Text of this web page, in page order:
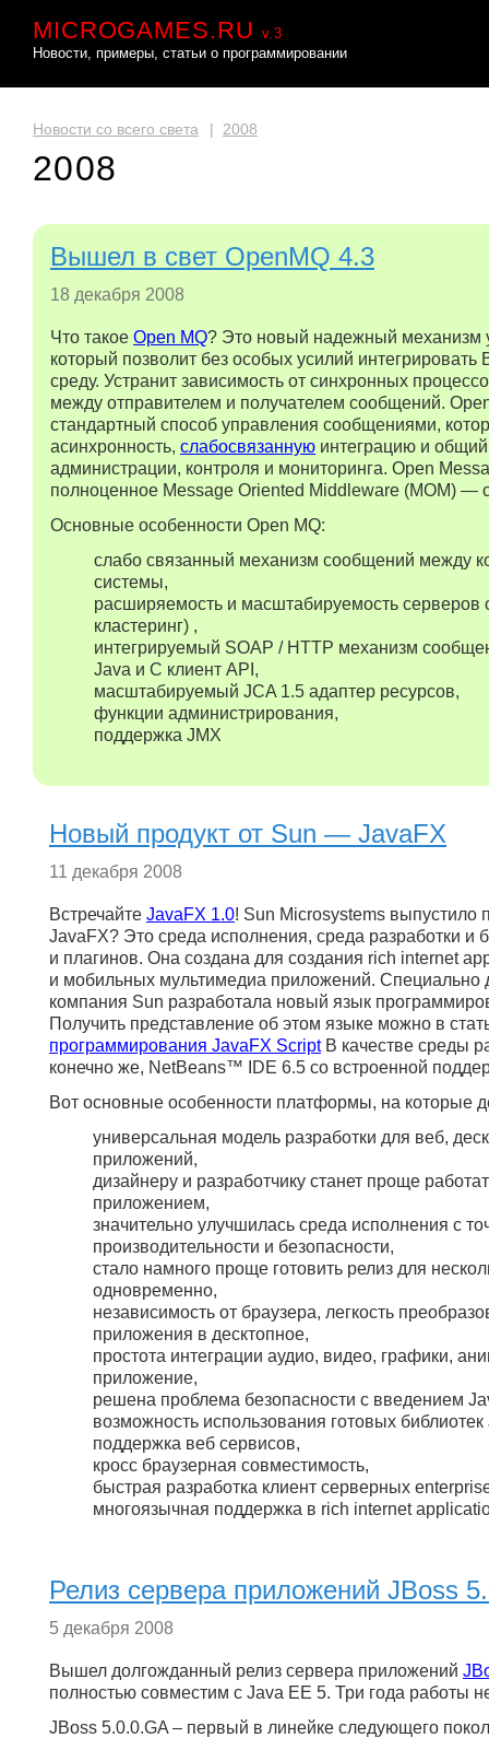
MICROGAMES.RU v.3
Новости, примеры, статьи о программировании
Новости со всего света | 2008
2008
Вышел в свет OpenMQ 4.3
18 декабря 2008
Что такое Open MQ? Это новый надежный механизм
который позволит без особых усилий
среду. Устранит зависимость от синхронных
между отправителем и получателем сообщений.
стандартный способ управления сообщениями,
асинхронность, слабосвязанную интеграцию и
администрации, контроля и мониторинга. Open
полноценное Message Oriented Middleware (MOM) —
Основные особенности Open MQ:
слабо связанный механизм сообщений между
системы,
расширяемость и масштабируемость серверов
кластеринг) ,
интегрируемый SOAP / HTTP механизм
Java и C клиент API,
масштабируемый JCA 1.5 адаптер ресурсов,
функции администрирования,
поддержка JMX
Новый продукт от Sun — JavaFX
11 декабря 2008
Встречайте JavaFX 1.0! Sun Microsystems выпустило
JavaFX? Это среда исполнения, среда разработки и
и плагинов. Она создана для создания rich internet
и мобильных мультимедиа приложений. Специально
компания Sun разработала новый язык
Получить представление об этом языке можно в
программирования JavaFX ScriptВ качестве среды
конечно же, NetBeans™ IDE 6.5 со встроенной
Вот основные особенности платформы, на которые
универсальная модель разработки для веб,
приложений,
дизайнеру и разработчику станет проще
приложением,
значительно улучшилась среда исполнения с
производительности и безопасности,
стало намного проще готовить релиз для
одновременно,
независимость от браузера, легкость
приложения в десктопное,
простота интеграции аудио, видео, графики,
приложение,
решена проблема безопасности с введением
возможность использования готовых библиотек
поддержка веб сервисов,
кросс браузерная совместимость,
быстрая разработка клиент серверных
многоязычная поддержка в rich internet
Релиз сервера приложений JBoss
5 декабря 2008
Вышел долгожданный релиз сервера приложений
полностью совместим с Java EE 5. Три года работы
JBoss 5.0.0.GA – первый в линейке следующего